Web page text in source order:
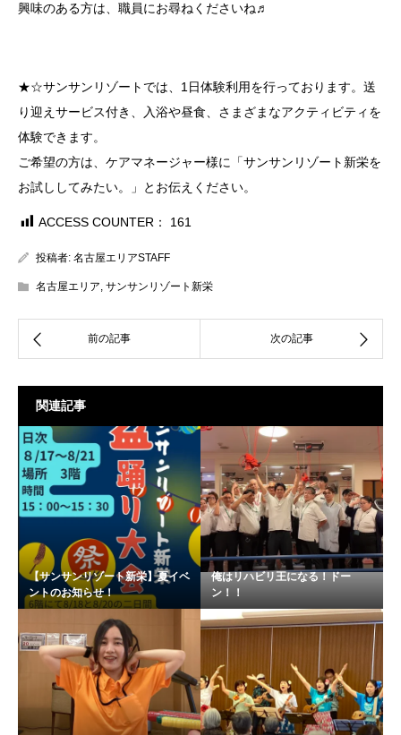
興味のある方は、職員にお尋ねくださいね♬
★☆サンサンリゾートでは、1日体験利用を行っております。送
り迎えサービス付き、入浴や昼食、さまざまなアクティビティを
体験できます。
ご希望の方は、ケアマネージャー様に「サンサンリゾート新栄を
お試ししてみたい。」とお伝えください。
ACCESS COUNTER： 161
投稿者: 名古屋エリアSTAFF
名古屋エリア, サンサンリゾート新栄
関連記事
【サンサンリゾート新栄】夏イベ
ントのお知らせ！
俺はリハビリ王になる！ドー
ン！！